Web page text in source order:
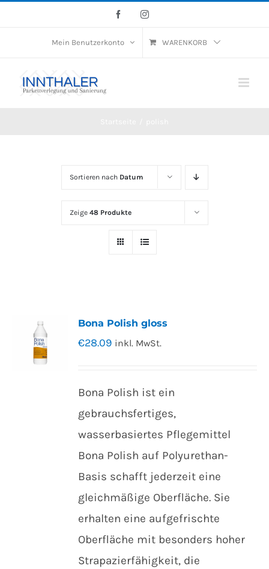
FacebookInstagram
Mein Benutzerkonto WARENKORB
Sortieren nach Datum
Zeige 48 Produkte
Bona Polish gloss
€28.09 inkl. MwSt.
Bona Polish ist ein
gebrauchsfertiges,
wasserbasiertes Pflegemittel
Bona Polish auf Polyurethan-
Basis schafft jederzeit eine
gleichmäßige Oberfläche. Sie
erhalten eine aufgefrischte
Oberfläche mit besonders hoher
Strapazierfähigkeit, die